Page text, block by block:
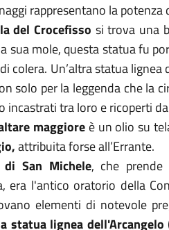
rappresentano la
del Crocefisso si trova una
sua mole, questa statua fu
colera. Un’altra statua
solo per la leggenda che la
incastrati tra loro e ricoperti
maggiore è un olio su
attribuita forse all’Errante.
di San Michele, che
era l'antico oratorio della
elementi di notevole
statua lignea dell'Arcangelo